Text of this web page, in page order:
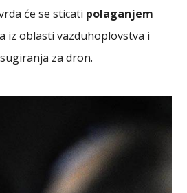
će se sticati polaganjem
iz oblasti vazduhoplovstva i
za dron.